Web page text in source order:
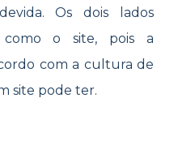
Os dois lados
o site, pois a
com a cultura de
site pode ter.